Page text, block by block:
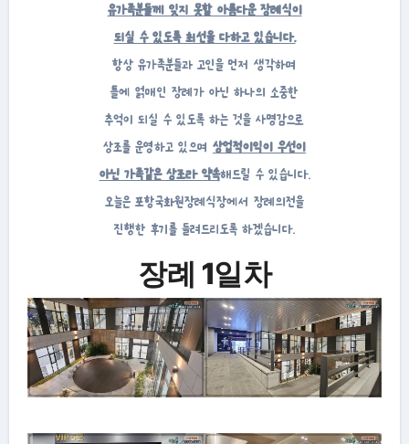
유가족분들께 잊지 못할 아름다운 장례식이
되실 수 있도록 최선을 다하고 있습니다.
항상 유가족분들과 고인을 먼저 생각하며
틀에 얽매인 장례가 아닌 하나의 소중한
추억이 되실 수 있도록 하는 것을 사명감으로
상조를 운영하고 있으며 상업적이익이 우선이
아닌 가족같은 상조라 약속해드릴 수 있습니다.
오늘은 포항국화원장례식장에서 장례의전을
진행한 후기를 들려드리도록 하겠습니다.
장례 1일차